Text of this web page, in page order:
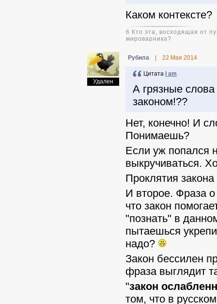
Каком контексте?
6 Кто эта, восходящая от
мироварника?
Удален
Pyбила 22 Мая 2014
Цитата I am
А грязные слова
законом!??
Нет, конечно! И
Понимаешь?
Если уж попался
выкручиваться.
Проклятия
И второе. Фраза
что закон
"познать" в
пытаешься
надо?
Закон бессилен
фраза выглядит
"закон
том, что в